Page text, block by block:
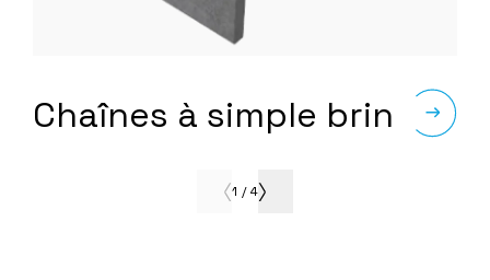
Chaînes à simple brin
1 / 4